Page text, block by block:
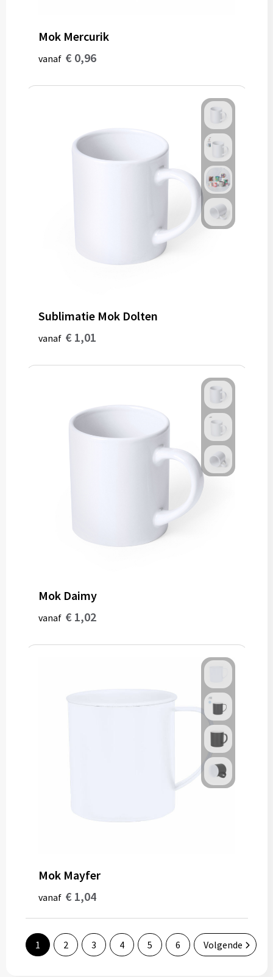
Mok Mercurik
vanaf € 0,96
Sublimatie Mok Dolten
vanaf € 1,01
Mok Daimy
vanaf € 1,02
Mok Mayfer
vanaf € 1,04
1 2 3 4 5 6 Volgende